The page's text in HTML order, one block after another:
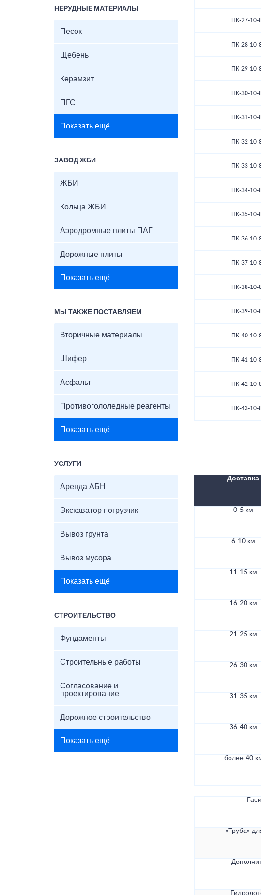
НЕРУДНЫЕ МАТЕРИАЛЫ
Песок
Щебень
Керамзит
ПГС
Показать ещё
ЗАВОД ЖБИ
ЖБИ
Кольца ЖБИ
Аэродромные плиты ПАГ
Дорожные плиты
Показать ещё
МЫ ТАКЖЕ ПОСТАВЛЯЕМ
Вторичные материалы
Шифер
Асфальт
Противогололедные реагенты
Показать ещё
УСЛУГИ
Аренда АБН
Экскаватор погрузчик
Вывоз грунта
Вывоз мусора
Показать ещё
СТРОИТЕЛЬСТВО
Фундаменты
Строительные работы
Согласование и
проектирование
Дорожное строительство
Показать ещё
ПК-27-10-
ПК-28-10-
ПК-29-10-
ПК-30-10-
ПК-31-10-
ПК-32-10-
ПК-33-10-
ПК-34-10-
ПК-35-10-
ПК-36-10-
ПК-37-10-
ПК-38-10-
ПК-39-10-
ПК-40-10-
ПК-41-10-
ПК-42-10-
ПК-43-10-
Доставка
0-5 км
6-10 км
11-15 км
16-20 км
21-25 км
26-30 км
31-35 км
36-40 км
более 40
«Труба»